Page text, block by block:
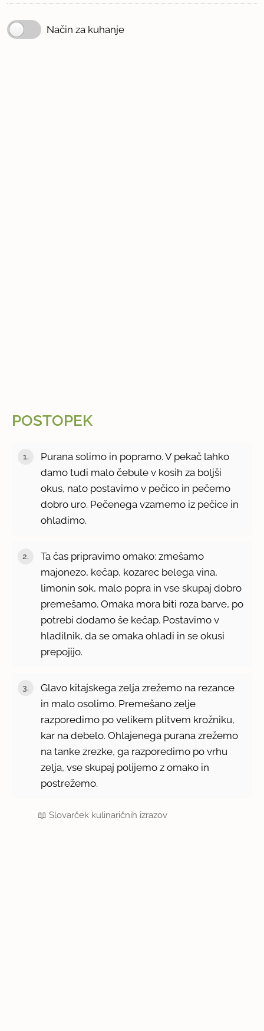
Način za kuhanje
POSTOPEK
Purana solimo in popramo. V pekač lahko
damo tudi malo čebule v kosih za boljši
okus, nato postavimo v pečico in pečemo
dobro uro. Pečenega vzamemo iz pečice in
ohladimo.
Ta čas pripravimo omako: zmešamo
majonezo, kečap, kozarec belega vina,
limonin sok, malo popra in vse skupaj dobro
premešamo. Omaka mora biti roza barve, po
potrebi dodamo še kečap. Postavimo v
hladilnik, da se omaka ohladi in se okusi
prepojijo.
Glavo kitajskega zelja zrežemo na rezance
in malo osolimo. Premešano zelje
razporedimo po velikem plitvem krožniku,
kar na debelo. Ohlajenega purana zrežemo
na tanke zrezke, ga razporedimo po vrhu
zelja, vse skupaj polijemo z omako in
postrežemo.
📖Slovarček kulinaričnih izrazov